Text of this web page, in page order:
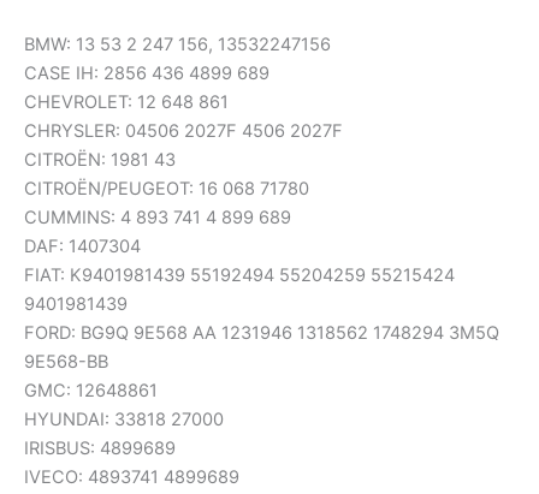
BMW: 13 53 2 247 156, 13532247156
CASE IH: 2856 436 4899 689
CHEVROLET: 12 648 861
CHRYSLER: 04506 2027F 4506 2027F
CITROËN: 1981 43
CITROËN/PEUGEOT: 16 068 71780
CUMMINS: 4 893 741 4 899 689
DAF: 1407304
FIAT: K9401981439 55192494 55204259 55215424
9401981439
FORD: BG9Q 9E568 AA 1231946 1318562 1748294 3M5Q
9E568-BB
GMC: 12648861
HYUNDAI: 33818 27000
IRISBUS: 4899689
IVECO: 4893741 4899689